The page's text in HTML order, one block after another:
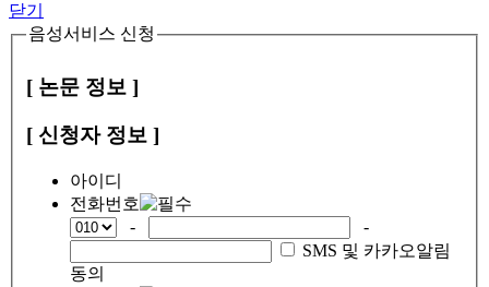
닫기
음성서비스 신청
[ 논문 정보 ]
[ 신청자 정보 ]
아이디
전화번호
-
-
SMS 및 카카오알림
동의